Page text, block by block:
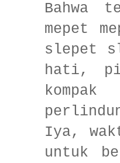
Bahwa
mepet
slepet
hati,
Iya,
untuk